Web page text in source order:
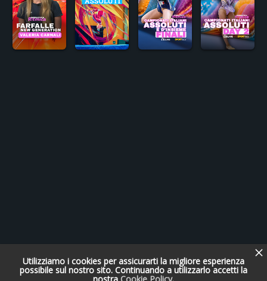
Utilizziamo i cookies per assicurarti la migliore esperienza
possibile sul nostro sito. Continuando a utilizzarlo accetti la